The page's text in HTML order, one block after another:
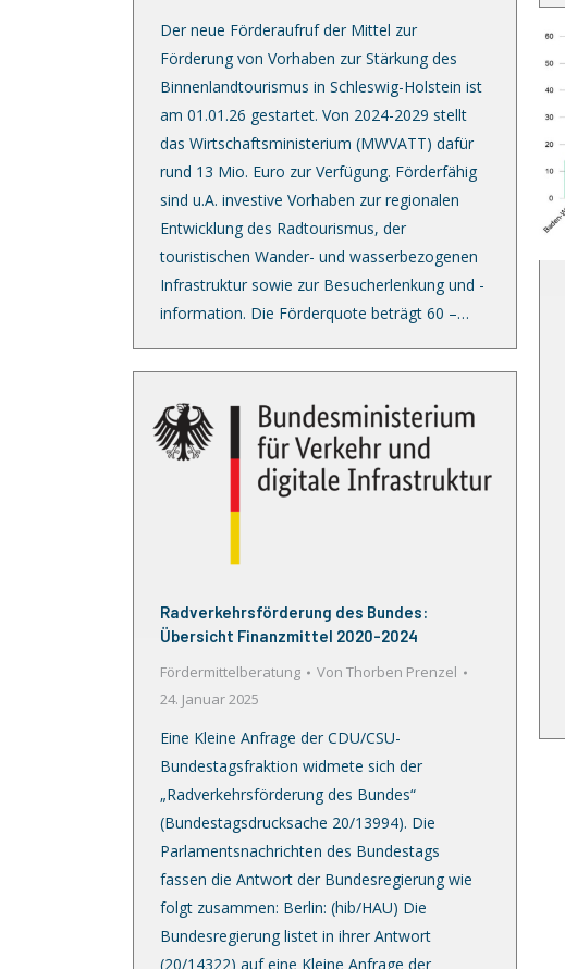
Der neue Förderaufruf der Mittel zur
Förderung von Vorhaben zur Stärkung des
Binnenlandtourismus in Schleswig-Holstein ist
am 01.01.26 gestartet. Von 2024-2029 stellt
das Wirtschaftsministerium (MWVATT) dafür
rund 13 Mio. Euro zur Verfügung. Förderfähig
sind u.A. investive Vorhaben zur regionalen
Entwicklung des Radtourismus, der
touristischen Wander- und wasserbezogenen
Infrastruktur sowie zur Besucherlenkung und -
information. Die Förderquote beträgt 60 –…
Radverkehrsförderung des Bundes:
Übersicht Finanzmittel 2020-2024
Fördermittelberatung
Von Thorben Prenzel
24. Januar 2025
Eine Kleine Anfrage der CDU/CSU-
Bundestagsfraktion widmete sich der
„Radverkehrsförderung des Bundes“
(Bundestagsdrucksache 20/13994). Die
Parlamentsnachrichten des Bundestags
fassen die Antwort der Bundesregierung wie
folgt zusammen: Berlin: (hib/HAU) Die
Bundesregierung listet in ihrer Antwort
(20/14322) auf eine Kleine Anfrage der